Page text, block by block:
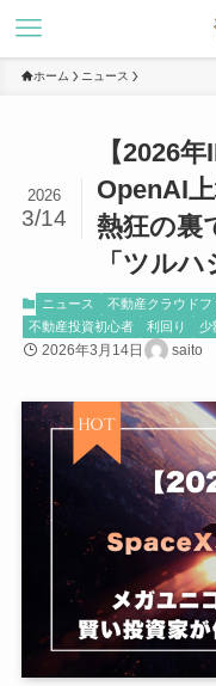
ホーム ニュース
【2026
OpenAI
熱狂の裏
「ツル
2026
3/14
ニュース 不動産クラウド
不動産投資初心者
利回り 少
2026年3月14日 saito